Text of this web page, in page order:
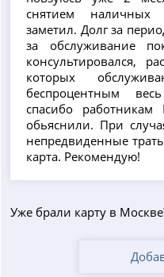
снятием
заметил. Долг за
за обслуживание
консультировался,
которых
беспроцентным
спасибо
обьяснили. При
непредвиденные
карта. Рекомендую!
Уже брали карту в